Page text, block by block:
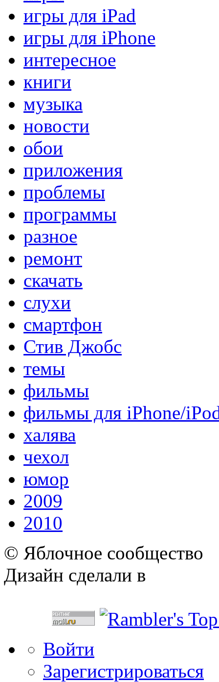
игры для iPad
игры для iPhone
интересное
книги
музыка
новости
обои
приложения
проблемы
программы
разное
ремонт
скачать
слухи
смартфон
Стив Джобс
темы
фильмы
фильмы для iPhone/
халява
чехол
юмор
2009
2010
© Яблочное сообщество
Дизайн сделали в
Войти
Зарегистрироваться